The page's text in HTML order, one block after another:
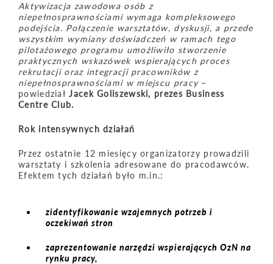
Aktywizacja zawodowa osób z
niepełnosprawnościami wymaga kompleksowego
podejścia. Połączenie warsztatów, dyskusji, a przede
wszystkim wymiany doświadczeń w ramach tego
pilotażowego programu umożliwiło stworzenie
praktycznych wskazówek wspierających proces
rekrutacji oraz integracji pracowników z
niepełnosprawnościami w miejscu pracy–
powiedziałJacek Goliszewski, prezes Business
Centre Club.
Rok intensywnych działań
Przez ostatnie 12 miesięcy organizatorzy prowadzili
warsztaty i szkolenia adresowane do pracodawców.
Efektem tych działań było m.in.:
zidentyfikowanie wzajemnych potrzeb i
oczekiwań stron
zaprezentowanie narzędzi wspierających OzN na
rynku pracy,